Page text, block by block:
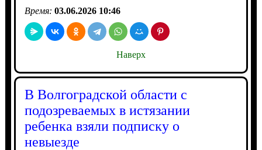
Время: 03.06.2026 10:46
Наверх
В Волгоградской области с
подозреваемых в истязании
ребенка взяли подписку о
невыезде